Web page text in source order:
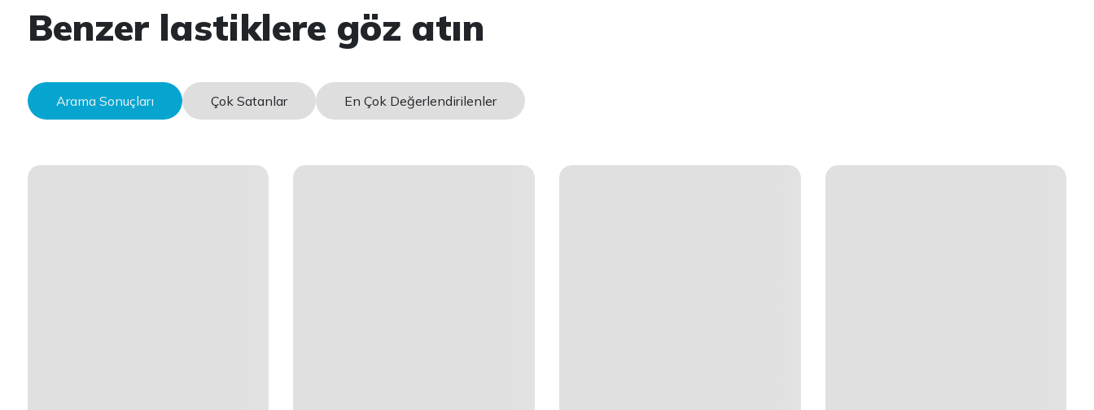
Benzer lastiklere göz atın
Arama Sonuçları Çok Satanlar En Çok Değerlendirilenler